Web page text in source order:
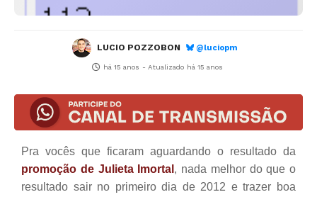
LUCIO POZZOBON @luciopm
há 15 anos - Atualizado há 15 anos
Pra vocês que ficaram aguardando o resultado da
promoção de Julieta Imortal , nada melhor do que o
resultado sair no primeiro dia de 2012 e trazer boa